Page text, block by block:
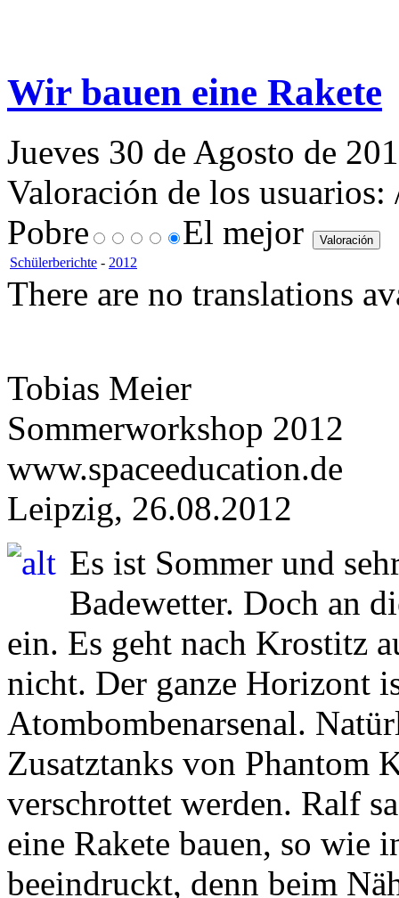
Wir bauen eine Rakete
Jueves 30 de Agosto de
Valoración de los usuarios:
Pobre
El mejor
Schülerberichte - 2012
There are no translations
Tobias Meier
Sommerworkshop 2012
www.spaceeducation.de
Leipzig, 26.08.2012
Es ist Sommer und
Badewetter. Doch an
ein. Es geht nach Krostitz
nicht. Der ganze Horizont
Atombombenarsenal.
Zusatztanks von Phantom
verschrottet werden. Ralf
eine Rakete bauen, so wie
beeindruckt, denn beim